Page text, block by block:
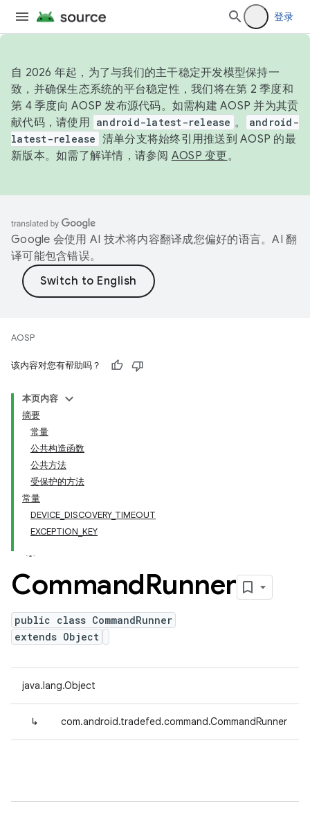
登录
自 2026 年起，为了与我们的主干稳定开发模型保持一
致，并确保生态系统的平台稳定性，我们将在第 2 季度和
第 4 季度向 AOSP 发布源代码。如需构建 AOSP 并为其贡
献代码，请使用 android-latest-release 。
android-
latest-release 清单分支将始终引用推送到 AOSP 的最
新版本。如需了解详情，请参阅 AOSP 变更。
Google 会使用 AI 技术将内容翻译成您偏好的语言。AI 翻
译可能包含错误。
AOSP
该内容对您有帮助吗？
本页内容
摘要
常量
公共构造函数
公共方法
受保护的方法
常量
DEVICE_DISCOVERY_TIMEOUT
EXCEPTION_KEY
CommandRunner
public class CommandRunner
extends Object
java.lang.Object
↳ com.android.tradefed.command.CommandRunner